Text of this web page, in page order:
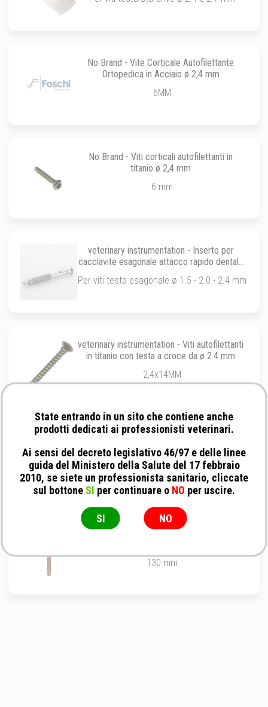
No Brand - Vite Corticale Autofilettante
Ortopedica in Acciaio ø 2,4 mm
6MM
No Brand - Viti corticali autofilettanti in
titanio ø 2,4 mm
6 mm
veterinary instrumentation - Inserto per
cacciavite esagonale attacco rapido dentale
Per viti testa esagonale ø 1.5 - 2.0 - 2.4 mm
veterinary instrumentation - Viti autofilettanti
in titanio con testa a croce da ø 2.4 mm
2,4x14MM
veterinary instrumentation - Rondella per viti
2.4 mm
Rondella
veterinary instrumentation - Cacciavite a
130 mm
State entrando in un sito che contiene anche
prodotti dedicati ai professionisti veterinari.
Ai sensi del decreto legislativo 46/97 e delle linee
guida del Ministero della Salute del 17 febbraio
2010, se siete un professionista sanitario, cliccate
sul bottone SI per continuare o NO per uscire.
SI NO